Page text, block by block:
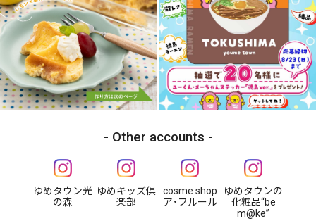
Other accounts
ゆめタウン光
の森
ゆめキッズ倶
楽部
cosme shop
ア・フルール
ゆめタウンの
化粧品“be
m@ke”